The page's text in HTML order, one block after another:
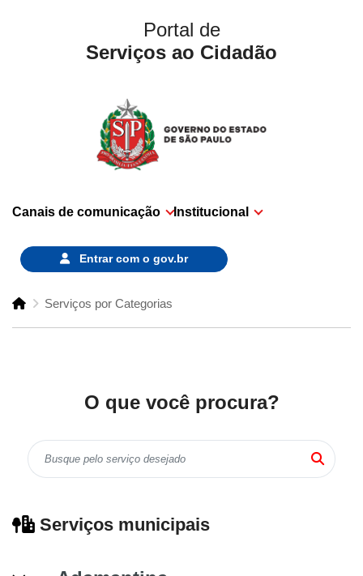
Portal de
Serviços ao Cidadão
Canais de comunicação Institucional
Entrar com o gov.br
Serviços por Categorias
O que você procura?
Serviços municipais